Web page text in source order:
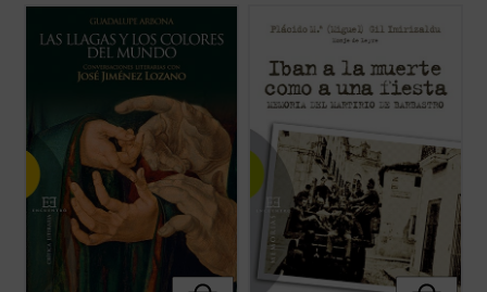
¿Cómo definiría usted el cuento?
Digamos que como un retazo de vida
humana con el que me encuentro, y en el
que me siento involucrado. Lo que he visto
que ocurre y lo que oigo me acontece a mí
padre Plácido María Gil Imirizaldu nos
uno de los episodios más sobrecogedores
de aquella Guerra Civil en la que se
desataron todos los demonios: el ...(ver
ficha)